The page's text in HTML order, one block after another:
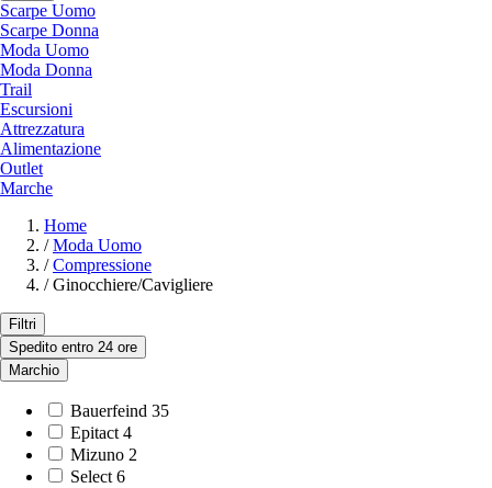
Scarpe Uomo
Scarpe Donna
Moda Uomo
Moda Donna
Trail
Escursioni
Attrezzatura
Alimentazione
Outlet
Marche
Home
/ Moda Uomo
/ Compressione
/ Ginocchiere/Cavigliere
Filtri
Spedito entro 24 ore
Marchio
Bauerfeind 35
Epitact 4
Mizuno 2
Select 6